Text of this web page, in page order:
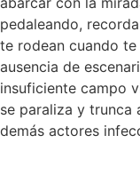
pedaleando,
te rodean cuando
ausencia de
insuficiente campo
se paraliza y trunca
demás actores